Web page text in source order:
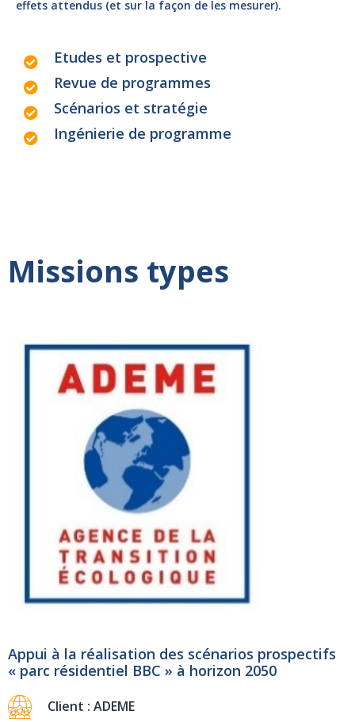
effets attendus (et sur la façon de les mesurer).
Etudes et prospective
Revue de programmes
Scénarios et stratégie
Ingénierie de programme
Missions types
Appui à la réalisation des scénarios prospectifs
« parc résidentiel BBC » à horizon 2050
Client : ADEME